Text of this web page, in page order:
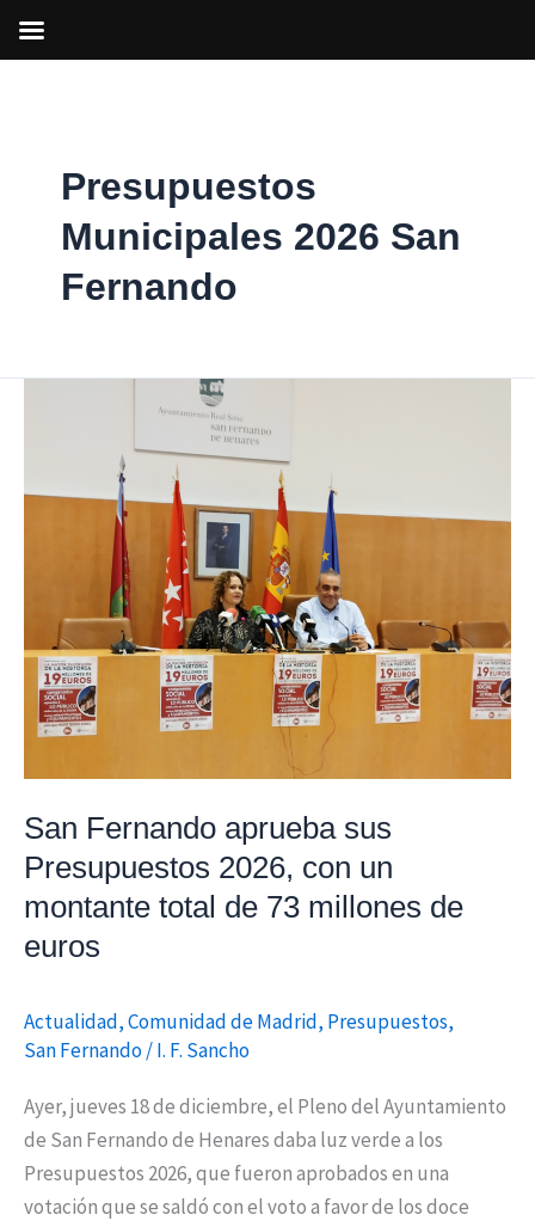
Presupuestos
Municipales 2026 San
Fernando
San Fernando aprueba sus
Presupuestos 2026, con un
montante total de 73 millones de
euros
Actualidad,Comunidad de Madrid, Presupuestos,
San Fernando/I. F. Sancho
Ayer, jueves 18 de diciembre, el Pleno del Ayuntamiento
de San Fernando de Henares daba luz verde a los
Presupuestos 2026, que fueron aprobados en una
votación que se saldó con el voto a favor de los doce
sus
Presupuestos
montante
total
de
de
euros